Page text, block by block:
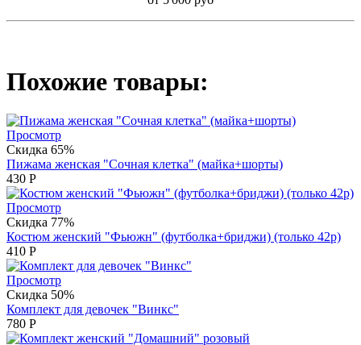
Похожие товары:
Просмотр
Скидка 65%
Пижама женская "Сочная клетка" (майка+шорты)
430 Р
Просмотр
Скидка 77%
Костюм женский "Фьюжн" (футболка+бриджи) (только 42р)
410 Р
Просмотр
Скидка 50%
Комплект для девочек "Винкс"
780 Р